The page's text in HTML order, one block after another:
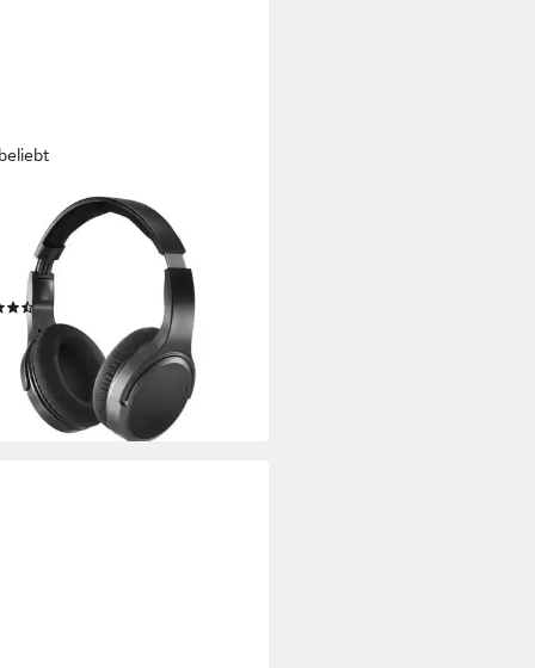
(6 m langes Kabel,
Lautstärke links u. rechts)
Kopfhörer
(46)
€
- in 3-4 Werktagen bei dir